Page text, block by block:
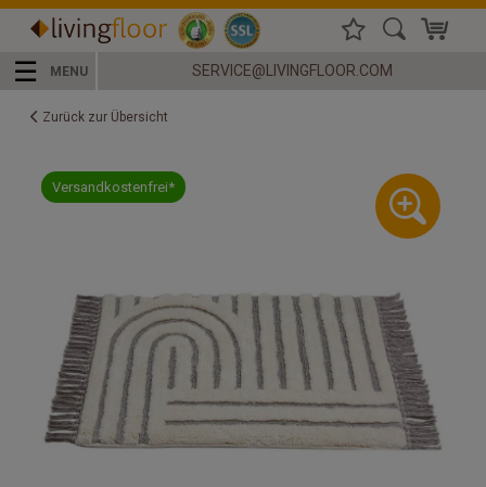
☰ MENU SERVICE@LIVINGFLOOR.COM
Zurück zur Übersicht
Versandkostenfrei*